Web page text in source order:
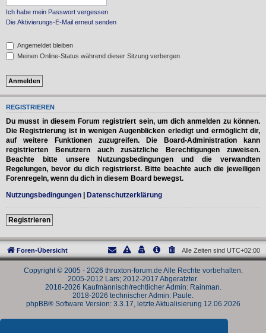
Ich habe mein Passwort vergessen
Die Aktivierungs-E-Mail erneut senden
Angemeldet bleiben
Meinen Online-Status während dieser Sitzung verbergen
REGISTRIEREN
Du musst in diesem Forum registriert sein, um dich anmelden zu können.
Die Registrierung ist in wenigen Augenblicken erledigt und ermöglicht dir,
auf weitere Funktionen zuzugreifen. Die Board-Administration kann
registrierten Benutzern auch zusätzliche Berechtigungen zuweisen.
Beachte bitte unsere Nutzungsbedingungen und die verwandten
Regelungen, bevor du dich registrierst. Bitte beachte auch die jeweiligen
Forenregeln, wenn du dich in diesem Board bewegst.
Nutzungsbedingungen | Datenschutzerklärung
Registrieren
Foren-Übersicht Alle Zeiten sind UTC+02:00
Copyright © 2005 - 2026 thruxton-forum.de Alle Rechte vorbehalten.
2005-2012 Lars; 2012-2017 Abgeratzter.
2018-2026 Kaufmännisch/rechtlicher Admin: Rainman.
2018-2026 technischer Admin: Paule.
phpBB® Software Version: 3.3.17, letzte Aktualisierung 12.06.2026